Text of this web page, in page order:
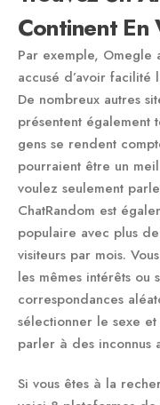
Continent En
Par exemple, Omegle
accusé d’avoir facilité
De nombreux autres
présentent
gens se rendent
pourraient être un
voulez seulement
ChatRandom est
populaire avec plus
visiteurs par mois.
les mêmes intérêts ou
correspondances
sélectionner le sexe
parler à des inconnus
Si vous êtes à la